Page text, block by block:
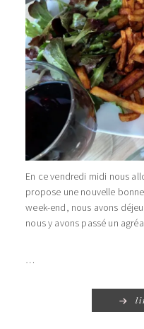
En ce vendredi midi nous
propose une nouvelle
week-end, nous avons
nous y avons passé un
…